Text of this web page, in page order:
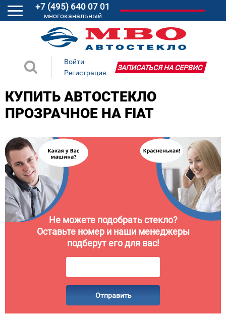
+7 (495) 640 07 01
многоканальный
Войти
Регистрация
ЗАПИСАТЬСЯ НА СЕРВИС
КУПИТЬ АВТОСТЕКЛО
ПРОЗРАЧНОЕ НА FIAT
Не можете подобрать стекло?
Оставьте номер и наши менеджеры
подберут его для вас!
Отправить